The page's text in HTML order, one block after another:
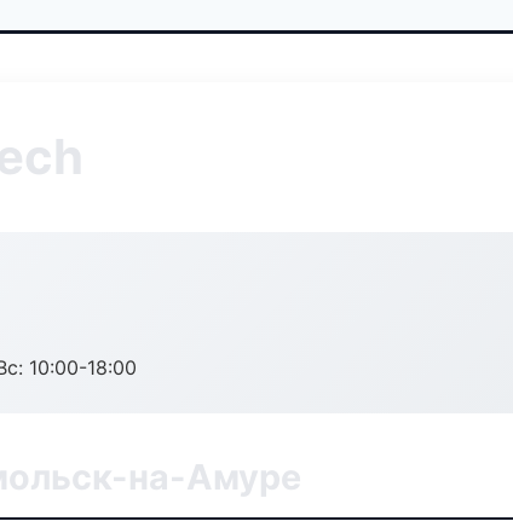
10:00-18:00
на-Амуре